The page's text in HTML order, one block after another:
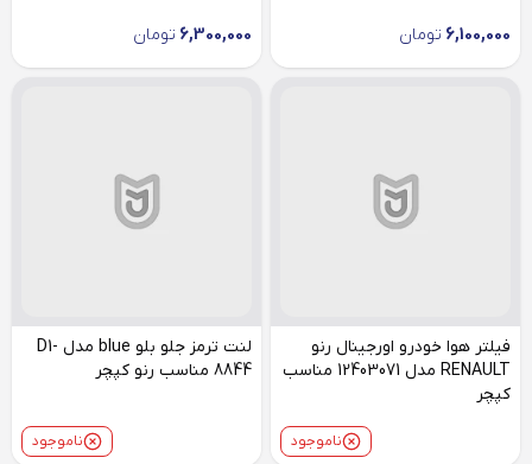
6,100,000 تومان 6,300,000 تومان
فیلتر هوا خودرو اورجینال رنو
RENAULT مدل 12403071 مناسب
کپچر
ناموجود
لنت ترمز جلو بلو blue مدل D1-
8844 مناسب رنو کپچر
ناموجود